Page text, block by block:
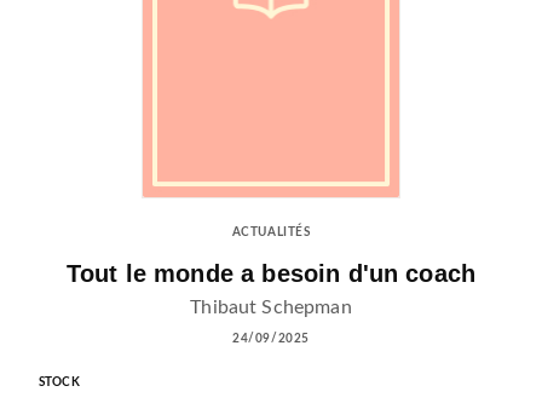
ACTUALITÉS
Tout le monde a besoin d'un coach
Thibaut Schepman
24/09/2025
STOCK